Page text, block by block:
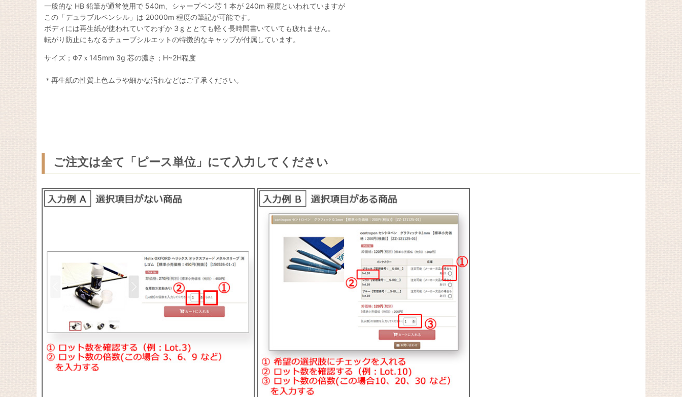
一般的な HB 鉛筆が通常使用で 540m、シャープペン芯 1 本が 240m 程度といわれていますが
この「デュラブルペンシル」は 20000m 程度の筆記が可能です。
ボディには再生紙が使われていてわずか 3ｇととても軽く⾧時間書いていても疲れません。
転がり防止にもなるチューブシルエットの特徴的なキャップが付属しています。
サイズ；Φ7ｘ145mm 3g 芯の濃さ；H~2H程度
＊再生紙の性質上色ムラや細かな汚れなどはご了承ください。
ご注文は全て「ピース単位」にて入力してください